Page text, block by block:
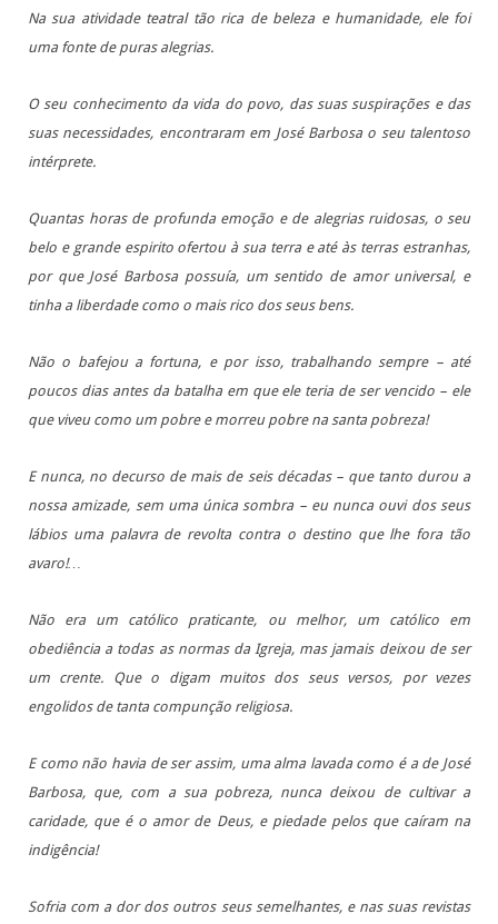
Na sua atividade teatral tão rica de beleza e humanidade, ele foi
uma fonte de puras alegrias.
O seu conhecimento da vida do povo, das suas suspirações e das
suas necessidades, encontraram em José Barbosa o seu talentoso
intérprete.
Quantas horas de profunda emoção e de alegrias ruidosas, o seu
belo e grande espirito ofertou à sua terra e até às terras estranhas,
por que José Barbosa possuía, um sentido de amor universal, e
tinha a liberdade como o mais rico dos seus bens.
Não o bafejou a fortuna, e por isso, trabalhando sempre – até
poucos dias antes da batalha em que ele teria de ser vencido – ele
que viveu como um pobre e morreu pobre na santa pobreza!
E nunca, no decurso de mais de seis décadas – que tanto durou a
nossa amizade, sem uma única sombra – eu nunca ouvi dos seus
lábios uma palavra de revolta contra o destino que lhe fora tão
avaro!…
Não era um católico praticante, ou melhor, um católico em
obediência a todas as normas da Igreja, mas jamais deixou de ser
um crente. Que o digam muitos dos seus versos, por vezes
engolidos de tanta compunção religiosa.
E como não havia de ser assim, uma alma lavada como é a de José
Barbosa, que, com a sua pobreza, nunca deixou de cultivar a
caridade, que é o amor de Deus, e piedade pelos que caíram na
indigência!
Sofria com a dor dos outros seus semelhantes, e nas suas revistas